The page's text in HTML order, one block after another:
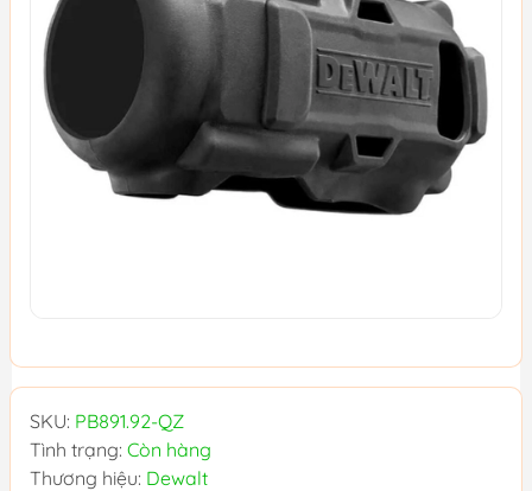
SKU: PB891.92-QZ
Tình trạng: Còn hàng
Thương hiệu: Dewalt